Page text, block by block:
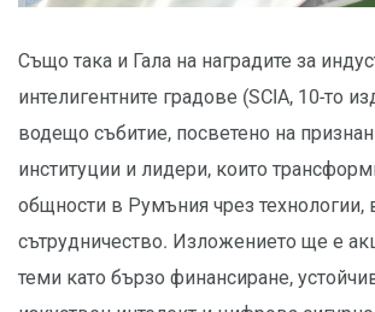
Също така и Гала на наградите за
интелигентните градове (SCIA, 10-то
водещо събитие, посветено на
институции и лидери, които
общности в Румъния чрез технологии,
сътрудничество. Изложението ще е
теми като бързо финансиране,